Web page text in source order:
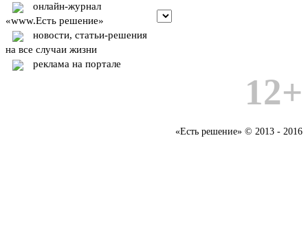
онлайн-журнал
«www.Есть решение»
новости, статьи-решения
на все случаи жизни
реклама на портале
12+
«Есть решение» © 2013 - 2016